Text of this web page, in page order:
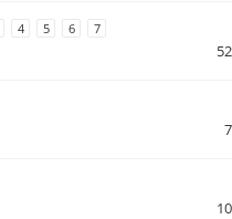
4 5 6 7